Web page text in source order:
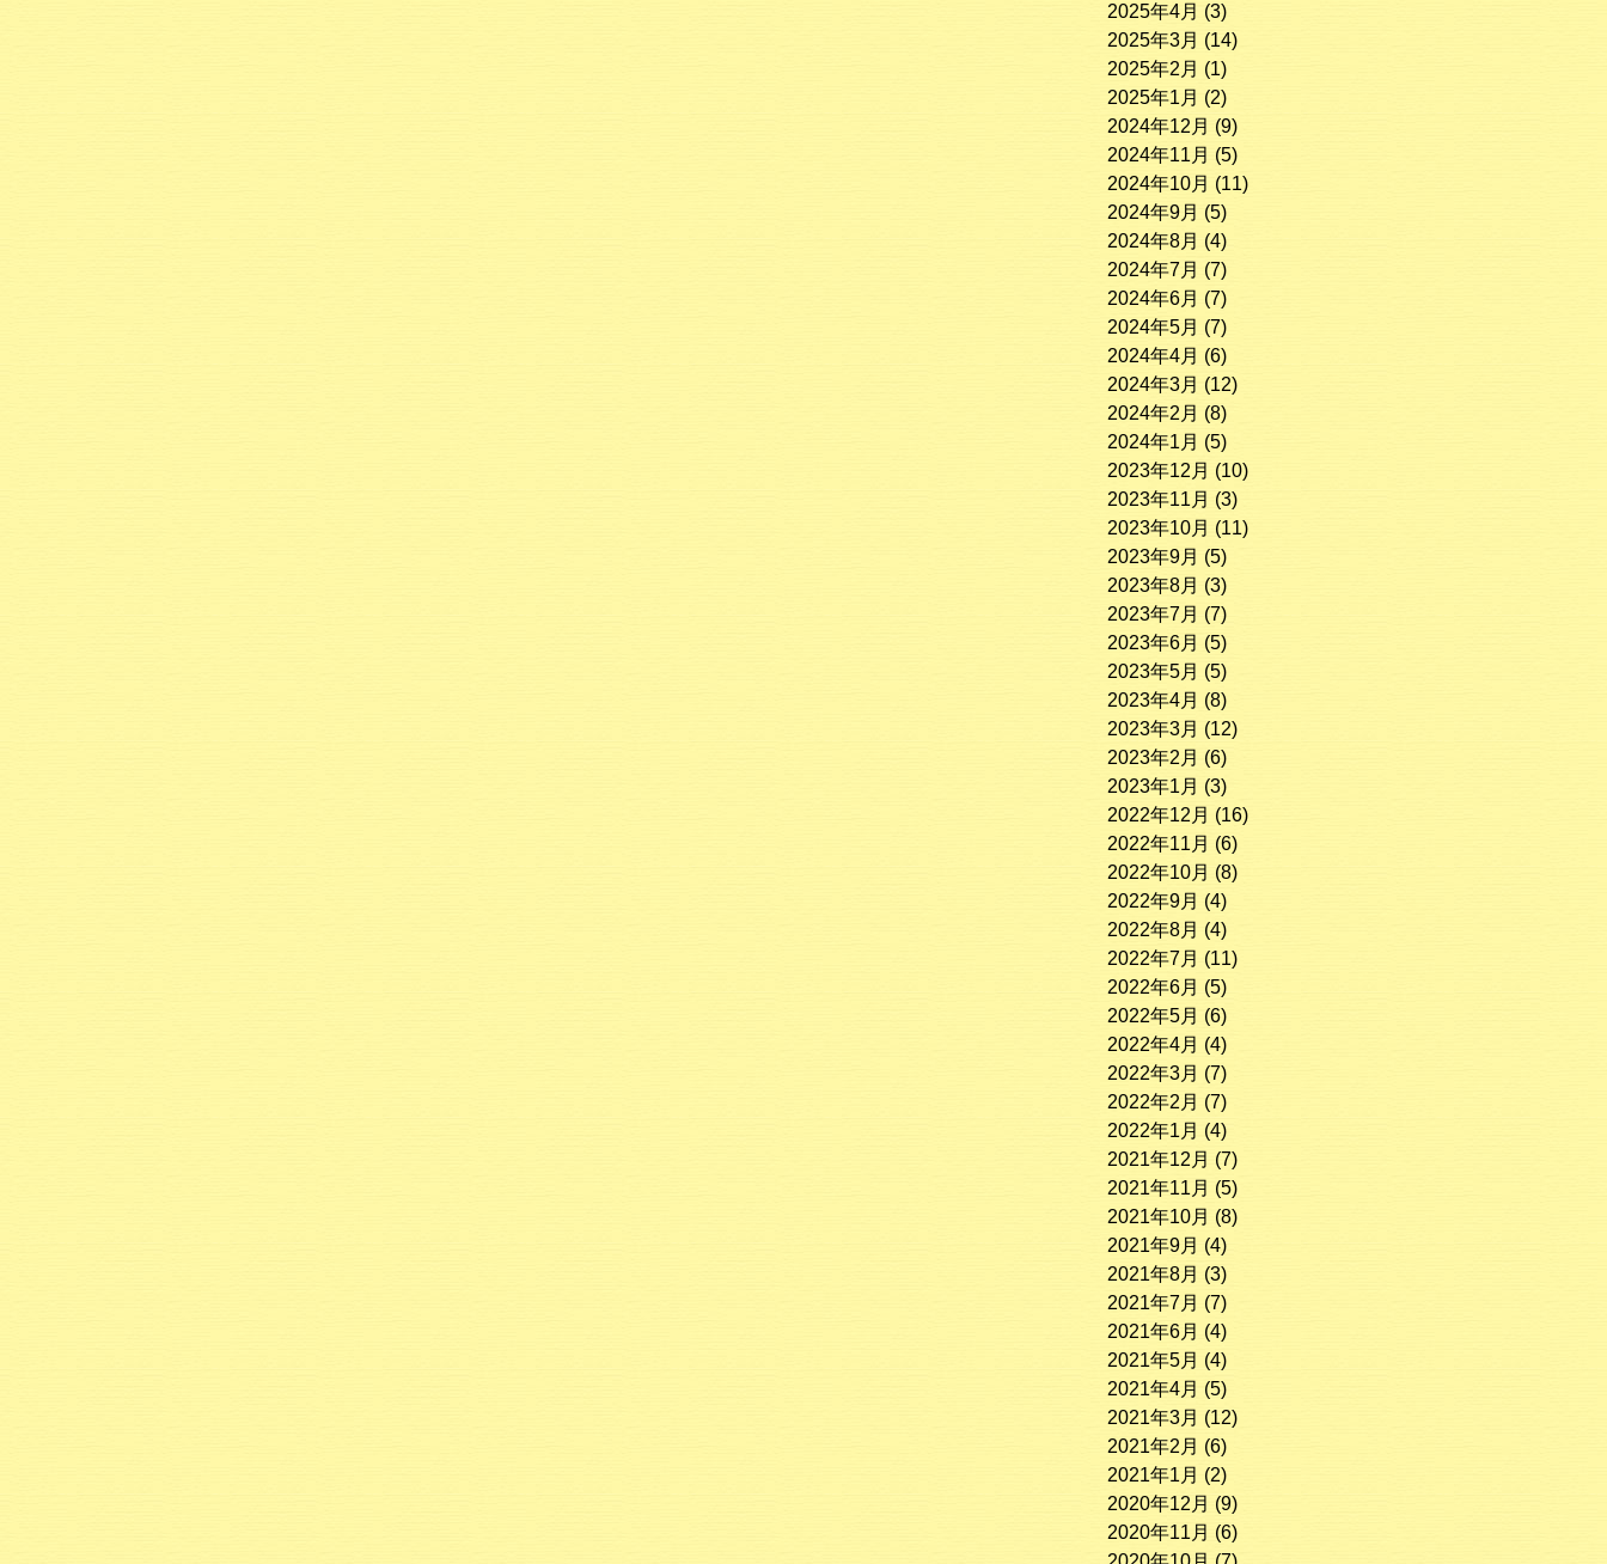
2025年4月 (3)
2025年3月 (14)
2025年2月 (1)
2025年1月 (2)
2024年12月 (9)
2024年11月 (5)
2024年10月 (11)
2024年9月 (5)
2024年8月 (4)
2024年7月 (7)
2024年6月 (7)
2024年5月 (7)
2024年4月 (6)
2024年3月 (12)
2024年2月 (8)
2024年1月 (5)
2023年12月 (10)
2023年11月 (3)
2023年10月 (11)
2023年9月 (5)
2023年8月 (3)
2023年7月 (7)
2023年6月 (5)
2023年5月 (5)
2023年4月 (8)
2023年3月 (12)
2023年2月 (6)
2023年1月 (3)
2022年12月 (16)
2022年11月 (6)
2022年10月 (8)
2022年9月 (4)
2022年8月 (4)
2022年7月 (11)
2022年6月 (5)
2022年5月 (6)
2022年4月 (4)
2022年3月 (7)
2022年2月 (7)
2022年1月 (4)
2021年12月 (7)
2021年11月 (5)
2021年10月 (8)
2021年9月 (4)
2021年8月 (3)
2021年7月 (7)
2021年6月 (4)
2021年5月 (4)
2021年4月 (5)
2021年3月 (12)
2021年2月 (6)
2021年1月 (2)
2020年12月 (9)
2020年11月 (6)